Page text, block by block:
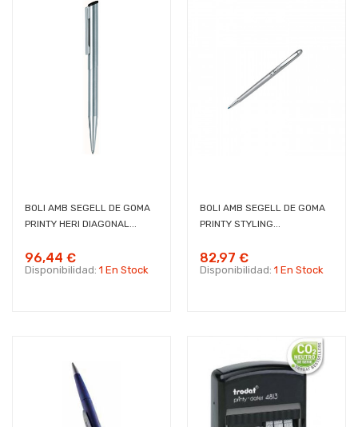
BOLI AMB SEGELL DE GOMA
PRINTY HERI DIAGONAL...
96,44 €
Disponibilidad: 1 En Stock
BOLI AMB SEGELL DE GOMA
PRINTY STYLING...
82,97 €
Disponibilidad: 1 En Stock